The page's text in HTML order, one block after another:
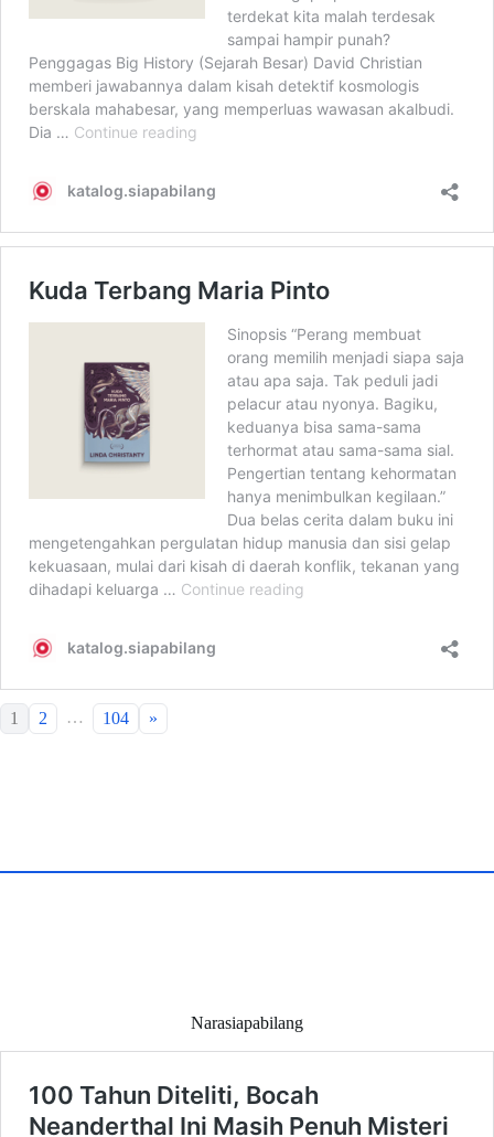
1 2 … 104 »
Narasiapabilang